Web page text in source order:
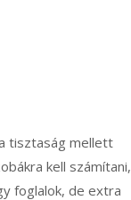
tisztaság mellett
kell számítani,
foglalok, de extra